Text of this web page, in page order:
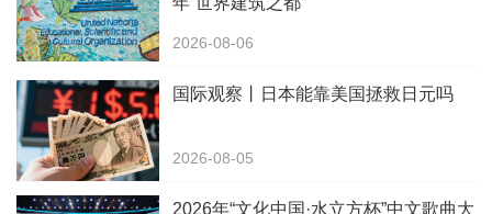
2026-08-06
国际观察丨日本能靠美国拯救日元吗
2026-08-05
2026年“文化中国·水立方杯”中文歌曲大